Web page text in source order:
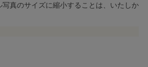
写真のサイズに縮小することは、いたしか